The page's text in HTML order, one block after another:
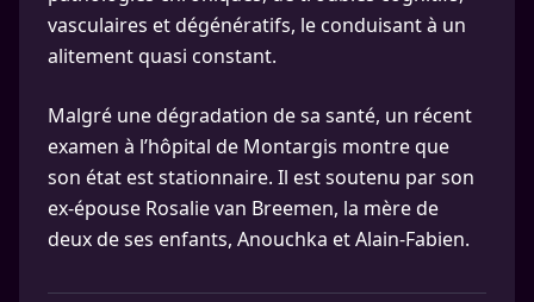
vasculaires et dégénératifs, le conduisant à un
alitement quasi constant.
Malgré une dégradation de sa santé, un récent
examen à l’hôpital de Montargis montre que
son état est stationnaire. Il est soutenu par son
ex-épouse Rosalie van Breemen, la mère de
deux de ses enfants, Anouchka et Alain-Fabien.